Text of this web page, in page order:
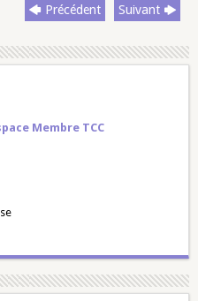
Précédent Suivant
Membre TCC